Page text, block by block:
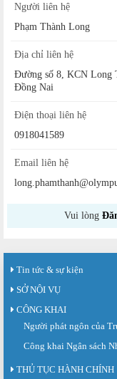
Người liên hệ
Phạm Thành Long
Địa chỉ liên hệ
Đường số 8, KCN Long
Đồng Nai
Điện thoại liên hệ
0918041589
Email liên hệ
Vui lòng
Tin tức & sự kiện
SỞ NỘI VỤ
CÔNG KHAI
Người phát ngôn của
Công khai Ngân sách
THỦ TỤC HÀNH CHÍNH